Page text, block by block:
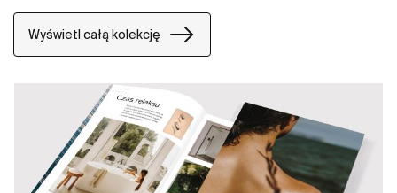
komfortowe korzystanie z kąpieli, a powierzchnia
odkładcza to idealne miejsce na kosmetyki, akcesoria
czy dekorację.
Wyświetl całą kolekcję